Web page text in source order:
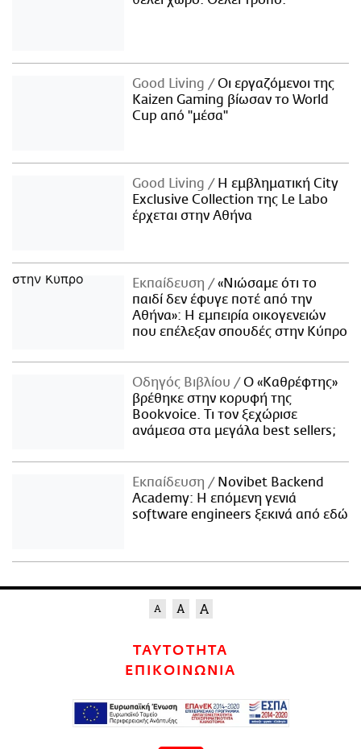
Good Living
Οι εργαζόμενοι της
Kaizen Gaming βίωσαν το World
Cup από "μέσα"
Good Living
Η εμβληματική City
Exclusive Collection της Le Labo
έρχεται στην Αθήνα
Εκπαίδευση
«Νιώσαμε ότι το
παιδί δεν έφυγε ποτέ από την
Αθήνα»: Η εμπειρία οικογενειών
που επέλεξαν σπουδές στην Κύπρο
Οδηγός Βιβλίου
Ο «Καθρέφτης»
βρέθηκε στην κορυφή της
Bookvoice. Τι τον ξεχώρισε
ανάμεσα στα μεγάλα best sellers;
Εκπαίδευση
Novibet Backend
Academy: Η επόμενη γενιά
software engineers ξεκινά από εδώ
ΤΑΥΤΟΤΗΤΑ
ΕΠΙΚΟΙΝΩΝΙΑ